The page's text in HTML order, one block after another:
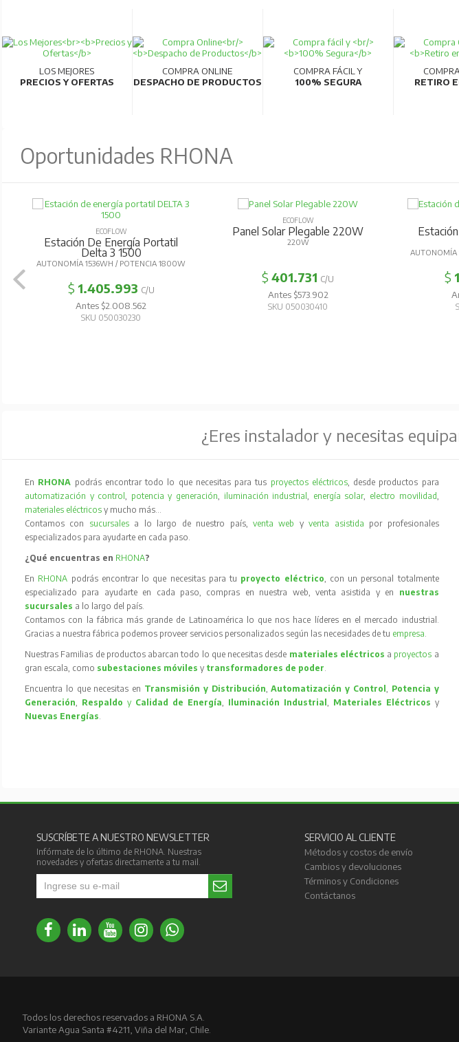
LOS MEJORES
PRECIOS Y OFERTAS
COMPRA ONLINE
DESPACHO DE PRODUCTOS
COMPRA FÁCIL Y
100% SEGURA
RETIRO
Oportunidades RHONA
ECOFLOW
Estación De Energía Portatil
Delta 3 1500
AUTONOMÍA 1536WH / POTENCIA 1800W
$ 1.405.993 C/U
Antes $2.008.562
SKU 050030230
ECOFLOW
Panel Solar Plegable 220W
220W
$401.731 C/U
Antes $573.902
SKU 050030410
$
¿Eres instalador y necesitas
En RHONA podrás encontrar todo lo que necesitas para tus proyectos eléctricos, desde productos para
automatización y control, potencia y generación, iluminación industrial, energía solar, electro movilidad,
materiales eléctricos y mucho más…
Contamos con sucursales a lo largo de nuestro país, venta web yventa asistida por profesionales
especializados para ayudarte en cada paso.
¿Qué encuentras en RHONA?
En RHONA podrás encontrar lo que necesitas para tu proyecto eléctrico, con un personal totalmente
especializado para ayudarte en cada paso, compras en nuestra web, venta asistida y en nuestras
sucursales a lo largo del país.
Contamos con la fábrica más grande de Latinoamérica lo que nos hace líderes en el mercado industrial.
Gracias a nuestra fábrica podemos proveer servicios personalizados según las necesidades de tu empresa.
Nuestras Familias de productos abarcan todo lo que necesitas desde materiales eléctricos a proyectos a
gran escala, como subestaciones móvilesy transformadores de poder.
Encuentra lo que necesitas en Transmisión y Distribución,Automatización y Control, Potencia y
Generación, Respaldo y Calidad de Energía, Iluminación Industrial , Materiales Eléctricos y
Nuevas Energías.
SUSCRÍBETE A NUESTRO NEWSLETTER
Infórmate de lo último de RHONA. Nuestras
novedades y ofertas directamente a tu mail.
SERVICIO AL CLIENTE
Métodos y costos de envío
Cambios y devoluciones
Términos y Condiciones
Contáctanos
Todos los derechos reservados a RHONA S.A.
Variante Agua Santa #4211, Viña del Mar, Chile.